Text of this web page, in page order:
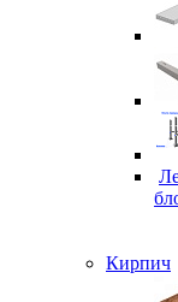
Кирпич